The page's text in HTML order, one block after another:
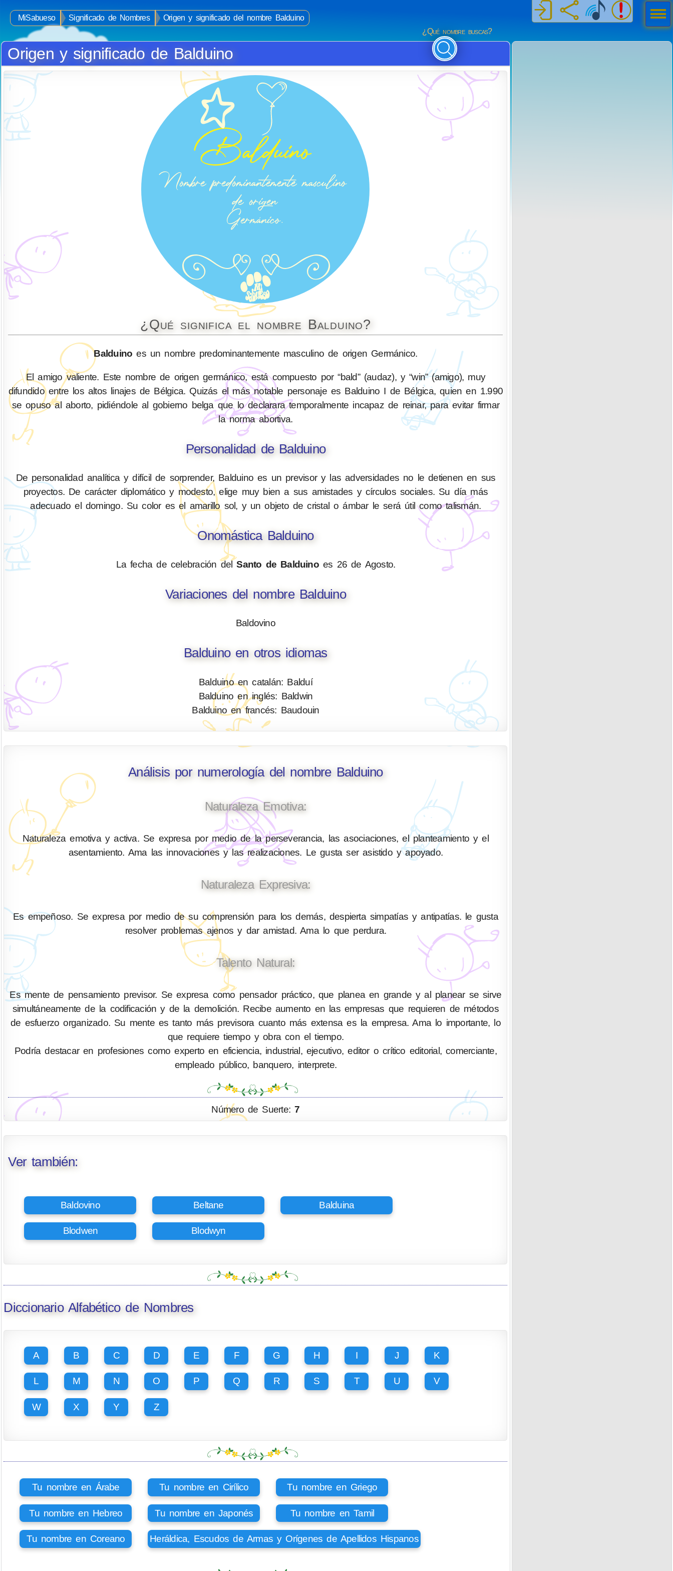
MiSabueso Significado de Nombres
Origen y significado del nombre Balduino
¿Qué nombre buscas?
Origen y significado de Balduino
¿Qué significa el nombre Balduino?
Balduino es un nombre predominantemente masculino de origen Germánico.
El amigo valiente. Este nombre de origen germánico, está compuesto por “bald” (audaz), y “win” (amigo), muy
difundido entre los altos linajes de Bélgica. Quizás el más notable personaje es Balduino I de Bélgica, quien en 1.990
se opuso al aborto, pidiéndole al gobierno belga que lo declarara temporalmente incapaz de reinar, para evitar firmar
la norma abortiva.
Personalidad de Balduino
De personalidad analítica y difícil de sorprender, Balduino es un previsor y las adversidades no le detienen en sus
proyectos. De carácter diplomático y modesto, elige muy bien a sus amistades y círculos sociales. Su día más
adecuado el domingo. Su color es el amarillo sol, y un objeto de cristal o ámbar le será útil como talismán.
Onomástica Balduino
La fecha de celebración delSanto de Balduinoes 26 de Agosto.
Variaciones del nombre Balduino
Baldovino
Balduino en otros idiomas
Balduino en catalán: Balduí
Balduino en inglés: Baldwin
Balduino en francés: Baudouin
Análisis por numerología del nombre Balduino
Naturaleza Emotiva:
Naturaleza emotiva y activa. Se expresa por medio de la perseverancia, las asociaciones, el planteamiento y el
asentamiento. Ama las innovaciones y las realizaciones. Le gusta ser asistido y apoyado.
Naturaleza Expresiva:
Es empeñoso. Se expresa por medio de su comprensión para los demás, despierta simpatías y antipatías. le gusta
resolver problemas ajenos y dar amistad. Ama lo que perdura.
Talento Natural:
Es mente de pensamiento previsor. Se expresa como pensador práctico, que planea en grande y al planear se sirve
simultáneamente de la codificación y de la demolición. Recibe aumento en las empresas que requieren de métodos
de esfuerzo organizado. Su mente es tanto más previsora cuanto más extensa es la empresa. Ama lo importante, lo
que requiere tiempo y obra con el tiempo.
Podría destacar en profesiones como experto en eficiencia, industrial, ejecutivo, editor o crítico editorial, comerciante,
empleado público, banquero, interprete.
Número de Suerte:7
Ver también:
Baldovino Beltane Balduina
Blodwen Blodwyn
Diccionario Alfabético de Nombres
A B C D E F G H I J K
L M N O P Q R S T U V
W X Y Z
Tu nombre en Árabe Tu nombre en Cirílico Tu nombre en Griego
Tu nombre en Hebreo Tu nombre en Japonés Tu nombre en Tamil
Tu nombre en Coreano Heráldica, Escudos de Armas y Orígenes de Apellidos Hispanos
Men
ú